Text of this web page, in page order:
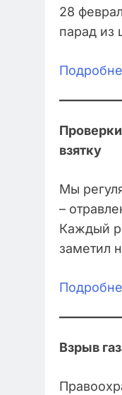
28
парад из
взятку
Мы
–
Каждый
заметил
Взрыв